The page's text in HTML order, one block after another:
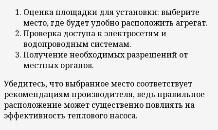
Оценка площадки для установки: выберите
место, где будет удобно расположить агрегат.
Проверка доступа к электросетям и
водопроводным системам.
Получение необходимых разрешений от
местных органов.
Убедитесь, что выбранное место соответствует
рекомендациям производителя, ведь правильное
расположение может существенно повлиять на
эффективность теплового насоса.